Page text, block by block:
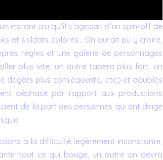
instant cru qu’il s’agissait d’un spin-off de
et soldats colorés… On aurait pu y croire,
règles et une galerie de personnages
plus vite, un autre tapera plus fort, un
dégâts plus conséquente, etc.) et doublés
déphasé par rapport aux productions
de la part des personnes qui ont dirigé
à la difficulté légèrement inconstante,
tout ce qui bouge, un autre on devra